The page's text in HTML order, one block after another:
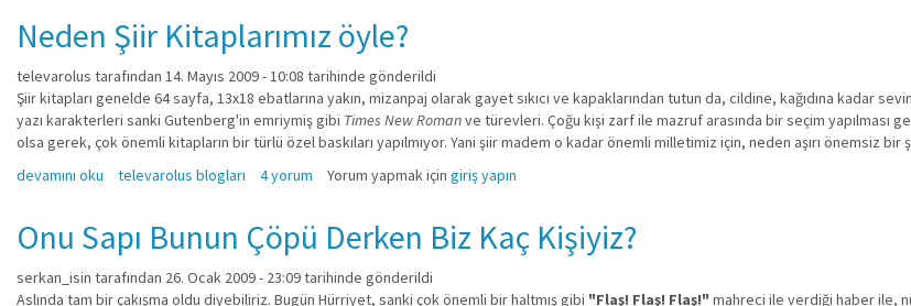
Neden Şiir Kitaplarımız öyle?
televarolus tarafından 14. Mayıs 2009 - 10:08 tarihinde gönderildi
Şiir kitapları genelde 64 sayfa, 13x18 ebatlarına yakın, mizanpaj olarak gayet sıkıcı ve kapaklarından tutun da, cildine, kağıdına kadar
yazı karakterleri sanki Gutenberg'in emriymiş gibi Times New Romanve türevleri. Çoğu kişi zarf ile mazruf arasında bir seçim yapılması
olsa gerek, çok önemli kitapların bir türlü özel baskıları yapılmıyor. Yani şiir madem o kadar önemli milletimiz için, neden aşırı önemsiz bir
Neden Şiir Kitaplarımız öyle? hakkında
devamını oku televarolus blogları 4 yorum Yorum yapmak için giriş yapın
Onu Sapı Bunun Çöpü Derken Biz Kaç Kişiyiz?
serkan_isin tarafından 26. Ocak 2009 - 23:09 tarihinde gönderildi
Aslında tam bir çakışma oldu diyebiliriz. Bugün Hürriyet, sanki çok önemli bir haltmış gibi "Flaş! Flaş! Flaş!" mahreci ile verdiği haber ile,